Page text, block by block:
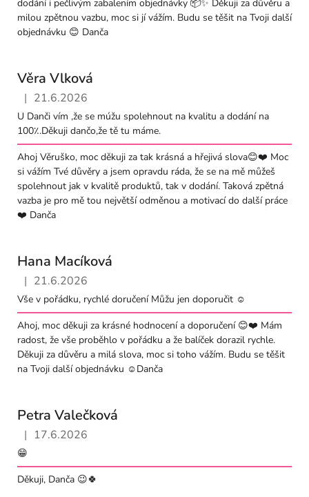
dodání i pečlivým zabalením objednávky 📦✨ Děkuji za důvěru a
milou zpětnou vazbu, moc si jí vážím. Budu se těšit na Tvoji další
objednávku 😊 Danča
Věra Vlková
Hodnocení obchodu je 5 z 5 hvězdiček.
| 21.6.2026
U Danči vím ,že se múžu spolehnout na kvalitu a dodání na
100٪.Děkuji dančo,že tě tu máme.
Ahoj Věruško, moc děkuji za tak krásná a hřejivá slova😊❤️ Moc
si vážím Tvé důvěry a jsem opravdu ráda, že se na mě můžeš
spolehnout jak v kvalitě produktů, tak v dodání. Taková zpětná
vazba je pro mě tou největší odměnou a motivací do další práce
❤️ Danča
Hana Macíková
Hodnocení obchodu je 5 z 5 hvězdiček.
| 21.6.2026
Vše v pořádku, rychlé doručení Můžu jen doporučit ☺️
Ahoj, moc děkuji za krásné hodnocení a doporučení 😊❤️ Mám
radost, že vše proběhlo v pořádku a že balíček dorazil rychle.
Děkuji za důvěru a milá slova, moc si toho vážím. Budu se těšit
na Tvoji další objednávku ☺️Danča
Petra Valečková
Hodnocení obchodu je 5 z 5 hvězdiček.
| 17.6.2026
😁
Děkuji, Danča 😉🍀